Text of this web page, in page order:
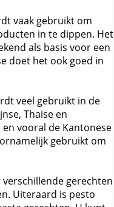
vaak gebruikt om
in te dippen. Het
als basis voor een
doet het ook goed in
veel gebruikt in de
Thaise en
en vooral de Kantonese
gebruikt om
verschillende gerechten
Uiteraard is pesto